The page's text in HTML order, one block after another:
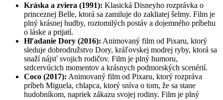
Kráska a zviera (1991): Klasická Disneyho rozprávka o
princeznej Belle, ktorá sa zamiluje do zakliatej šelmy. Film je
plný krásnej hudby, roztomilých postáv a dojemného príbehu
o láske a prijatí.
Hľadanie Dory (2016): Animovaný film od Pixaru, ktorý
sleduje dobrodružstvo Dory, kráľovskej modrej ryby, ktorá sa
snaží nájsť svojich rodičov. Film je plný humoru,
srdcervúcich momentov a krásnych podmorských scenérií.
Coco (2017): Animovaný film od Pixaru, ktorý rozpráva
príbeh Miguela, chlapca, ktorý sníva o tom, že sa stane
hudobníkom, napriek zákazu svojej rodiny. Film je plný